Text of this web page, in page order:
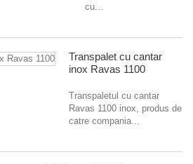
cu...
Transpalet cu cantar
inox Ravas 1100
Transpaletul cu cantar
Ravas 1100 inox, produs de
catre compania...